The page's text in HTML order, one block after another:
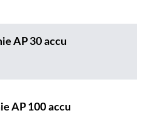
AP 30 accu
AP 100 accu